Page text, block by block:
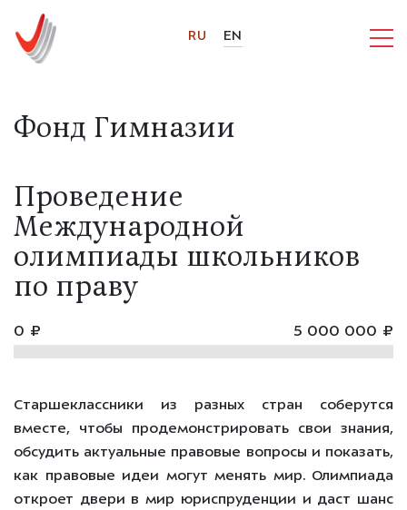
RU EN
Фонд Гимназии
Проведение
Международной
олимпиады школьников
по праву
0 ₽ 5 000 000 ₽
Старшеклассники из разных стран соберутся
вместе, чтобы продемонстрировать свои знания,
обсудить актуальные правовые вопросы и показать,
как правовые идеи могут менять мир. Олимпиада
откроет двери в мир юриспруденции и даст шанс